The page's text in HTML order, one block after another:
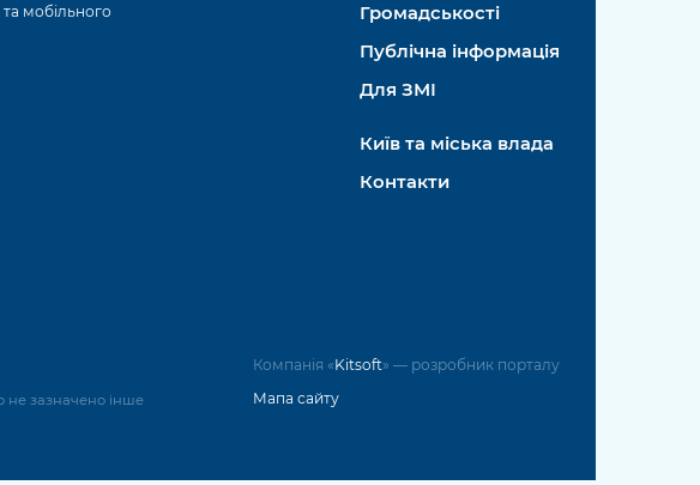
та мобільного
Громадськості
Публічна інформація
Для ЗМІ
Київ та міська влада
Контакти
Компанія «Kitsoft» — розробник порталу
Мапа сайту
не зазначено інше